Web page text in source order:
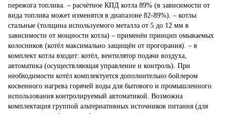
пережога топлива. – расчётное КПД котла 89% (в зависимости от
вида топлива может изменятся в диапазоне 82-89%). – котлы
стальные (толщина используемого металла от 5 до 12 мм в
зависимости от мощности котла) – применён принцип омываемых
колосников (котёл максимально защищён от прогорания). – в
комплект котла входит: котёл, вентилятор подачи воздуха,
автоматика (осуществляющая управление и контроль). При
необходимости котёл комплектуется дополнительно бойлером
косвенного нагрева горячей воды для бытового и промышленного
использования контролируемый автоматикой. Возможна
комплектация группой альтернативных источников питания (для